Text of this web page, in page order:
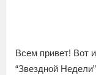
Всем привет! Вот
“Звездной